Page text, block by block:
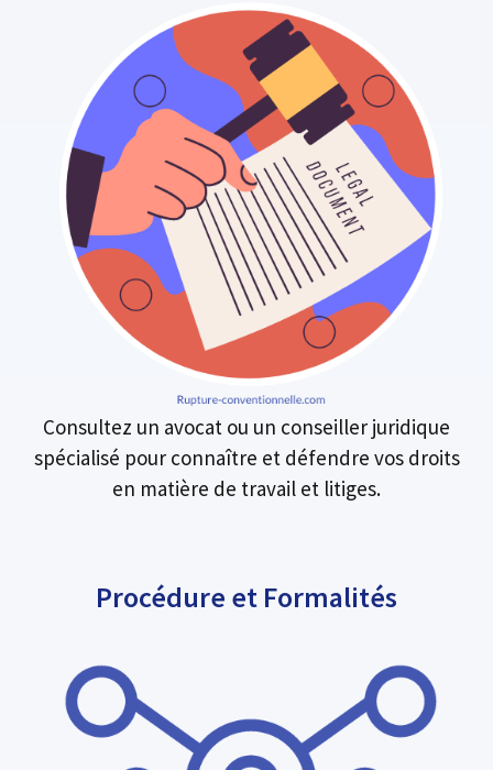
Consultez un avocat ou un conseiller juridique
spécialisé pour connaître et défendre vos droits
en matière de travail et litiges.
Procédure et Formalités